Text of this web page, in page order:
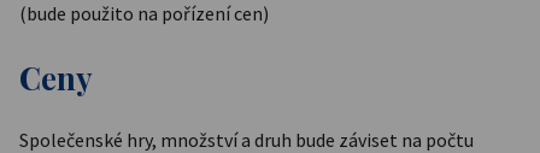
(bude použito na pořízení cen)
Ceny
Společenské hry, množství a druh bude záviset na počtu